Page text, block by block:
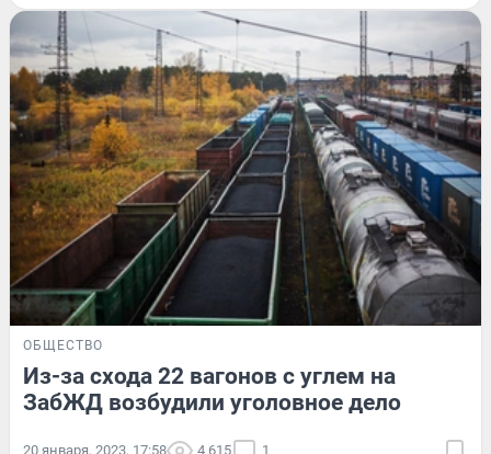
ОБЩЕСТВО
Из-за схода 22 вагонов с углем на
ЗабЖД возбудили уголовное дело
20 января, 2023, 17:58 4 615 1